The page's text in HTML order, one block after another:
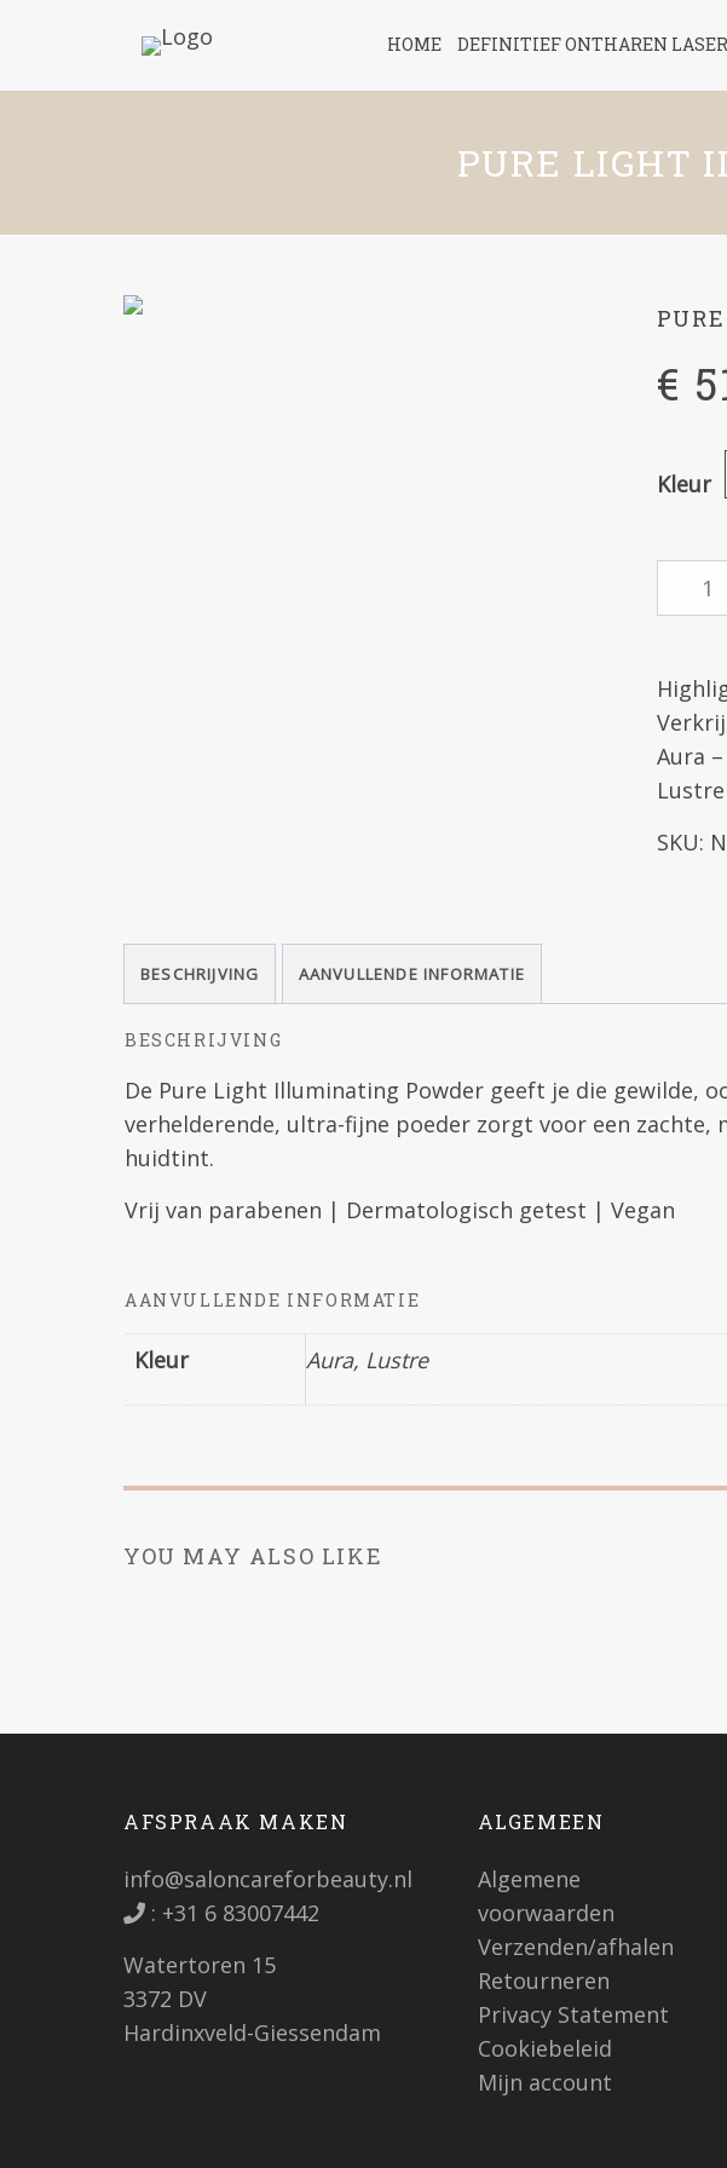
HOME DEFINITIEF ONTHAREN
PURE LIGHT
€
Kleur
Aura
SKU:
BESCHRIJVING AANVULLENDE INFORMATIE
BESCHRIJVING
De Pure Light Illuminating Powder geeft je die gewilde,
verhelderende, ultra-fijne poeder zorgt voor een zachte,
huidtint.
Vrij van parabenen | Dermatologisch getest | Vegan
AANVULLENDE INFORMATIE
Kleur Aura, Lustre
YOU MAY ALSO LIKE
AFSPRAAK MAKEN
info@saloncareforbeauty.nl
: +31 6 83007442
Watertoren 15
3372 DV
Hardinxveld-Giessendam
ALGEMEEN
Algemene
voorwaarden
Verzenden/afhalen
Retourneren
Privacy Statement
Cookiebeleid
Mijn account